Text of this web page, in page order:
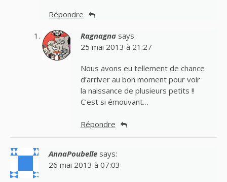
Répondre
Ragnagna says:
25 mai 2013 à 21:27
Nous avons eu tellement de chance
d’arriver au bon moment pour voir
la naissance de plusieurs petits !!
C’est si émouvant…
Répondre
AnnaPoubelle says:
26 mai 2013 à 07:03